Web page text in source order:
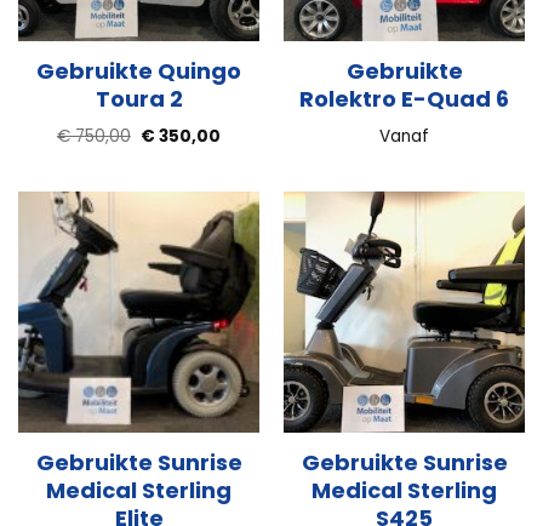
Gebruikte Quingo
Toura 2
€750,00 Oorspronkelijke
€350,00
Gebruikte
Rolektro E-Quad 6
Vanaf
Gebruikte Sunrise
Medical Sterling
Elite
Gebruikte Sunrise
Medical Sterling
S425